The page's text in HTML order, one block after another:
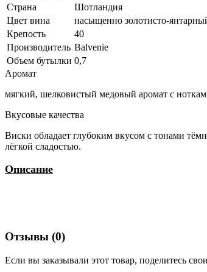
Страна
Шотландия
Цвет вина
насыщенно золотисто-
Крепость
40
Производитель Balvenie
Объем бутылки 0,7
Аромат
мягкий, шелковистый медовый аромат с
Вкусовые качества
Виски обладает глубоким вкусом с тонами
лёгкой сладостью.
Описание
Отзывы (0)
Если вы заказывали этот товар, поделитесь